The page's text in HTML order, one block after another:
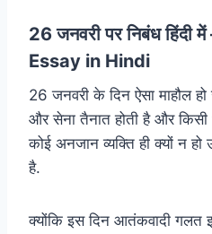
26 जनवरी पर निबंध
Essay in Hindi
26 जनवरी के दिन ऐसा माहौल
और सेना तैनात होती है और
कोई अनजान व्यक्ति ही क्यों न
है.
क्योंकि इस दिन आतंकवादी